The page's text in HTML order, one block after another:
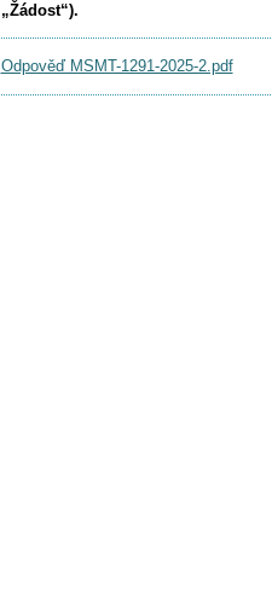
„Žádost“).
Odpověď MSMT-1291-2025-2.pdf